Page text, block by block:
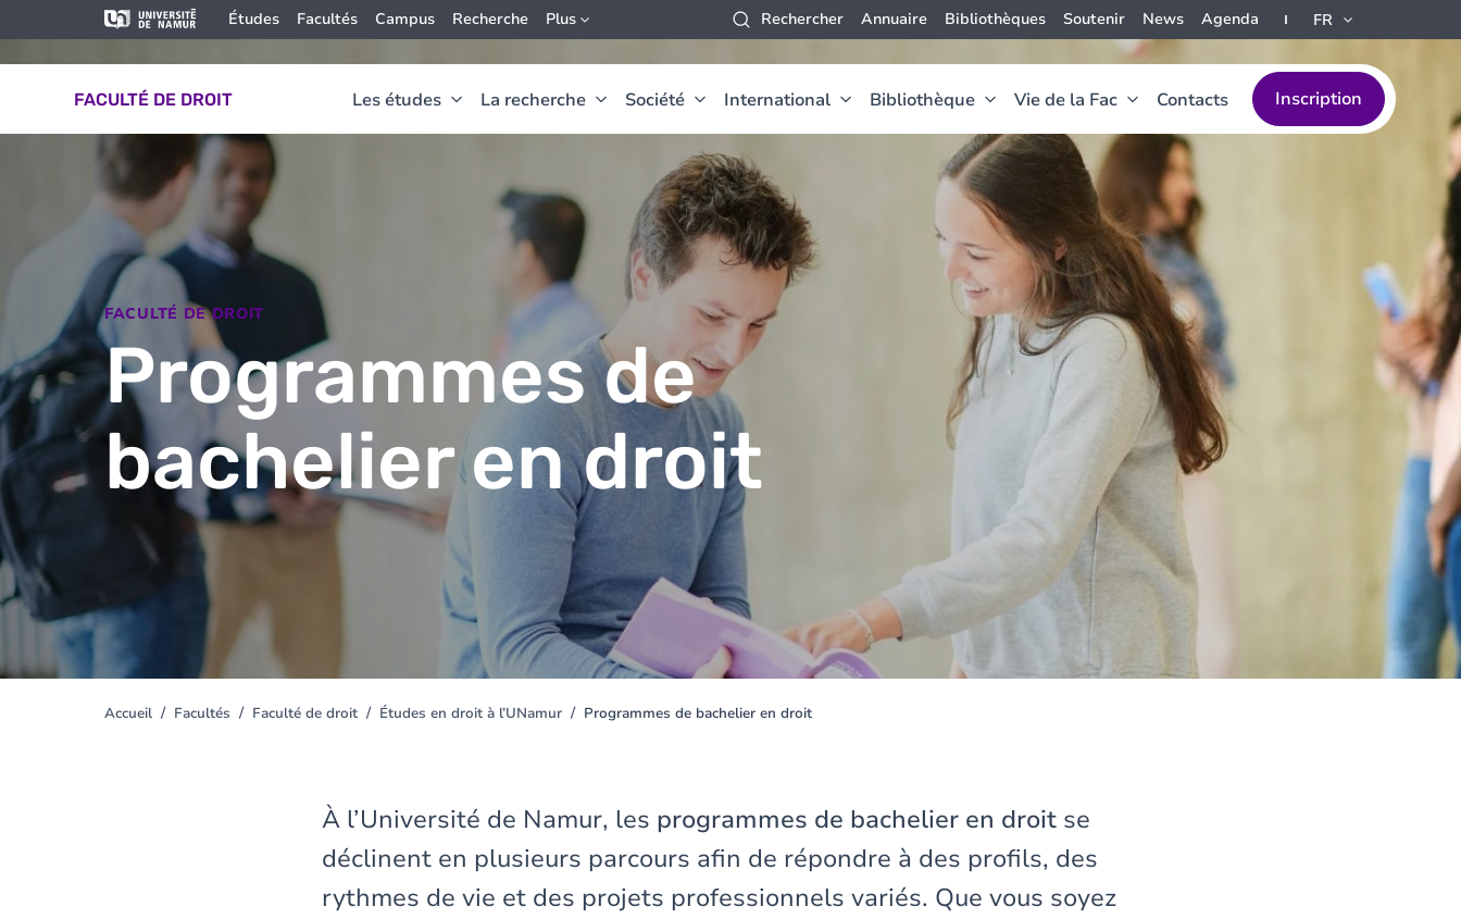
Aller au contenu principal Études Facultés Campus Recherche Plus Rechercher Annuaire Bibliothèques Soutenir News Agenda FR
FACULTÉ DE DROIT Les études La recherche Société International Bibliothèque Vie de la Fac Contacts Inscription
au
contenu
FACULTÉ DE DROIT
Programmes de
bachelier en droit
You
Accueil Facultés Faculté de droit Études en droit à l’UNamur Programmes de bachelier en droit
À l’Université de Namur, les programmes de bachelier en droit se
déclinent en plusieurs parcours afin de répondre à des profils, des
rythmes de vie et des projets professionnels variés. Que vous soyez